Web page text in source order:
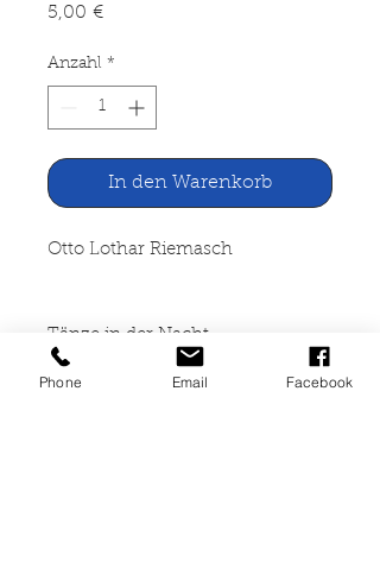
5,00 €Preis
Anzahl *
In den Warenkorb
Otto Lothar Riemasch
Tänze in der Nacht
Phone Email Facebook